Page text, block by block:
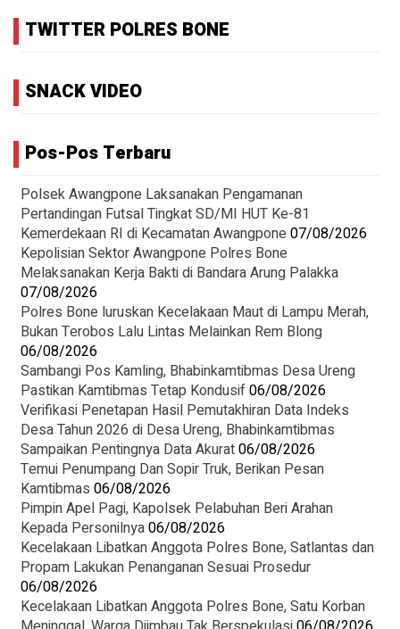
TWITTER POLRES BONE
SNACK VIDEO
Pos-Pos Terbaru
Polsek Awangpone Laksanakan Pengamanan
Pertandingan Futsal Tingkat SD/MI HUT Ke-81
Kemerdekaan RI di Kecamatan Awangpone07/08/2026
‎Kepolisian Sektor Awangpone Polres Bone
Melaksanakan Kerja Bakti di Bandara Arung Palakka ‎
07/08/2026
Polres Bone luruskan Kecelakaan Maut di Lampu Merah,
Bukan Terobos Lalu Lintas Melainkan Rem Blong
06/08/2026
Sambangi Pos Kamling, Bhabinkamtibmas Desa Ureng
Pastikan Kamtibmas Tetap Kondusif06/08/2026
Verifikasi Penetapan Hasil Pemutakhiran Data Indeks
Desa Tahun 2026 di Desa Ureng, Bhabinkamtibmas
Sampaikan Pentingnya Data Akurat06/08/2026
Temui Penumpang Dan Sopir Truk, Berikan Pesan
Kamtibmas 06/08/2026
Pimpin Apel Pagi, Kapolsek Pelabuhan Beri Arahan
Kepada Personilnya06/08/2026
Kecelakaan Libatkan Anggota Polres Bone, Satlantas dan
Propam Lakukan Penanganan Sesuai Prosedur
06/08/2026
Kecelakaan Libatkan Anggota Polres Bone, Satu Korban